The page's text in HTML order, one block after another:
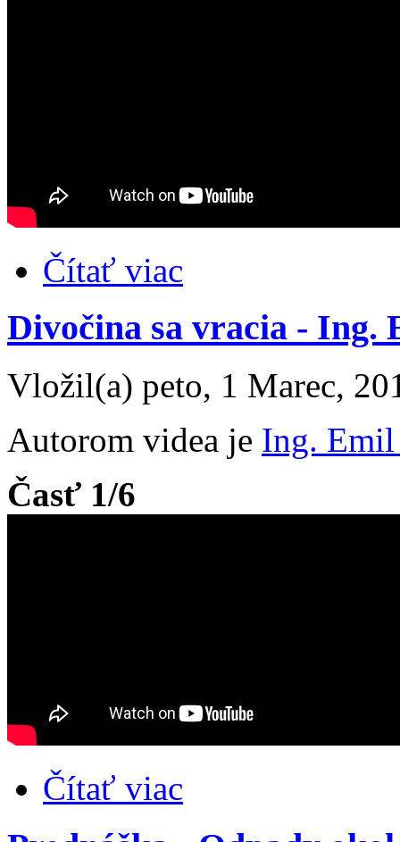
Čítať viac
Divočina sa vracia - Ing.
Vložil(a) peto, 1 Marec,
Autorom videa je Ing. Emil
Časť 1/6
Čítať viac